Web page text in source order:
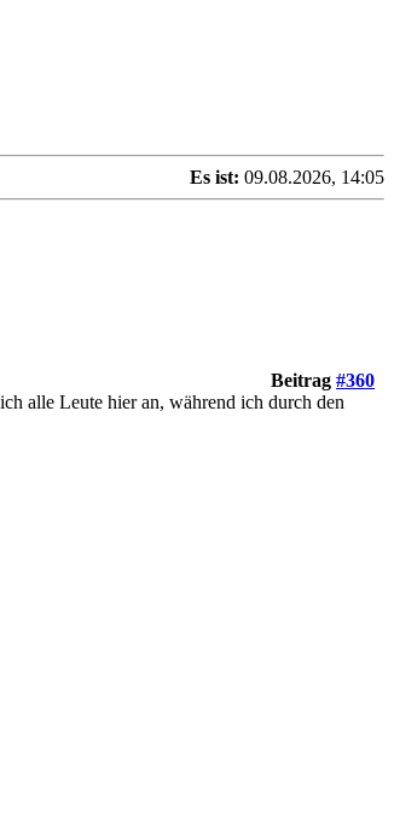
Es ist: 09.08.2026, 14:05
Beitrag #360
alle Leute hier an, während ich durch den